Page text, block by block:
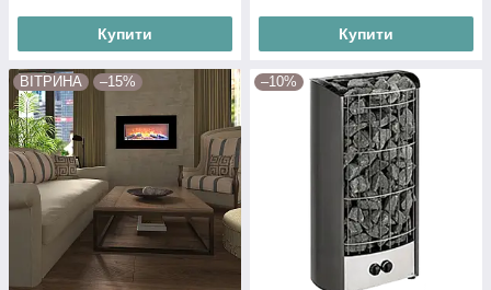
Купити Купити
ВІТРИНА –15% –10%